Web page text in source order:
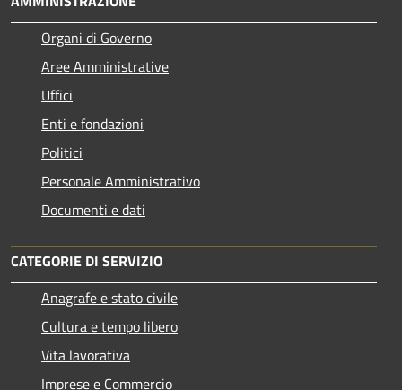
Organi di Governo
Aree Amministrative
Uffici
Enti e fondazioni
Politici
Personale Amministrativo
Documenti e dati
CATEGORIE DI SERVIZIO
Anagrafe e stato civile
Cultura e tempo libero
Vita lavorativa
Imprese e Commercio